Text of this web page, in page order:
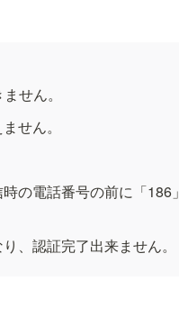
せん。
せん。
の電話番号の前に「186」
、認証完了出来ません。